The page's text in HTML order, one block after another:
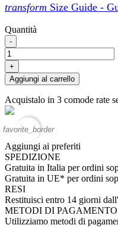
transform Size Guide -
Quantità
-
+
Aggiungi al carrello
Acquistalo in 3 comode rate
favorite_border
Aggiungi ai preferiti
SPEDIZIONE
Gratuita in Italia per ordini
Gratuita in UE* per ordini
RESI
Restituisci entro 14 giorni
METODI DI PAGAMENTO
Utilizziamo metodi di